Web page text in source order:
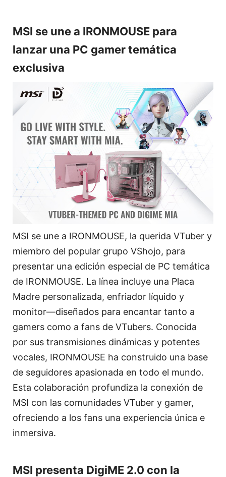
MSI se une a IRONMOUSE para
lanzar una PC gamer temática
exclusiva
MSI se une a IRONMOUSE, la querida VTuber y
miembro del popular grupo VShojo, para
presentar una edición especial de PC temática
de IRONMOUSE. La línea incluye una Placa
Madre personalizada, enfriador líquido y
monitor—diseñados para encantar tanto a
gamers como a fans de VTubers. Conocida
por sus transmisiones dinámicas y potentes
vocales, IRONMOUSE ha construido una base
de seguidores apasionada en todo el mundo.
Esta colaboración profundiza la conexión de
MSI con las comunidades VTuber y gamer,
ofreciendo a los fans una experiencia única e
inmersiva.
MSI presenta DigiME 2.0 con la